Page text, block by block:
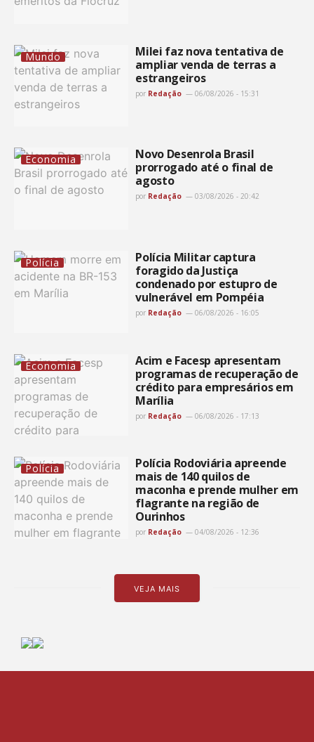
Mundo
Milei faz nova tentativa de
ampliar venda de terras a
estrangeiros
por Redação 06/08/2026 - 15:31
Economia
Novo Desenrola Brasil
prorrogado até o final de
agosto
por Redação 03/08/2026 - 20:42
Polícia
Polícia Militar captura
foragido da Justiça
condenado por estupro de
vulnerável em Pompéia
por Redação 06/08/2026 - 16:05
Economia
Acim e Facesp apresentam
programas de recuperação de
crédito para empresários em
Marília
por Redação 06/08/2026 - 17:13
Polícia
Polícia Rodoviária apreende
mais de 140 quilos de
maconha e prende mulher em
flagrante na região de
Ourinhos
por Redação 04/08/2026 - 12:36
VEJA MAIS